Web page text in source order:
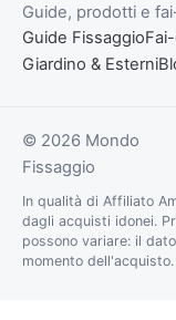
Guide, prodotti e
Guide Fissaggio
Giardino & Esterni
© 2026 Mondo
Fissaggio
In qualità di Affiliato
dagli acquisti idonei.
possono variare: il
momento dell'acquisto.